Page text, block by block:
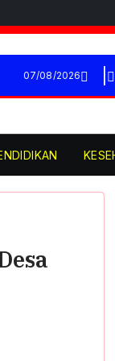
07/08/2026